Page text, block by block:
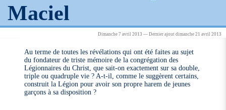
Maciel
Dimanche 7 avril 2013 — Dernier ajout dimanche 21 avril 2013
Au terme de toutes les révélations qui ont été faites au sujet
du fondateur de triste mémoire de la congrégation des
Légionnaires du Christ, que sait-on exactement sur sa double,
triple ou quadruple vie ? A-t-il, comme le suggèrent certains,
construit la Légion pour avoir son propre harem de jeunes
garçons à sa disposition ?